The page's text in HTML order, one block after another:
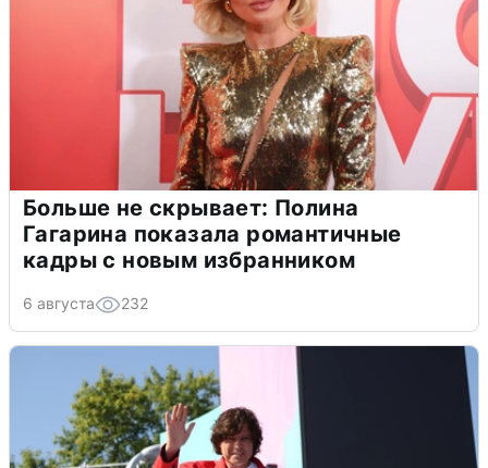
Больше не скрывает: Полина
Гагарина показала романтичные
кадры с новым избранником
6 августа 232